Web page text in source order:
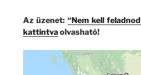
Az üzenet: “Nem kell
kattintvaolvasható!